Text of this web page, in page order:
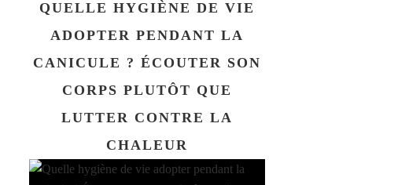
QUELLE HYGIÈNE DE VIE
ADOPTER PENDANT LA
CANICULE ? ÉCOUTER SON
CORPS PLUTÔT QUE
LUTTER CONTRE LA
CHALEUR